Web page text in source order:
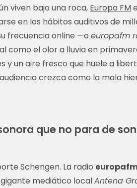
viven bajo una roca, Europa FM
en los hábitos auditivos de
frecuencia online —o europafm
como el olor a lluvia en
y un aire fresco que huele a
crezca como la mala
que no para de
Schengen. La radio
mediático localAntena